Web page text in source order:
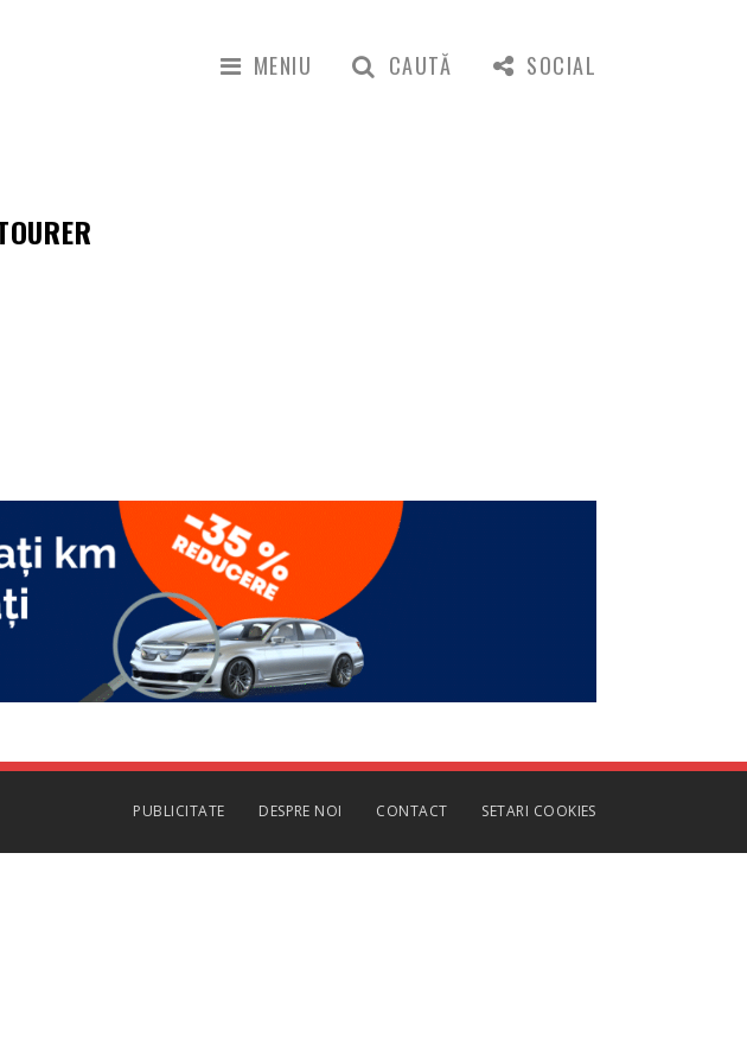
MENIU CAUTĂ SOCIAL
PUBLICITATE DESPRE NOI CONTACT SETARI COOKIES